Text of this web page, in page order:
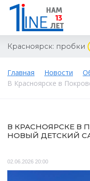
Красноярск: пробки
Главная Новости
В Красноярске в
В КРАСНОЯРСКЕ В
НОВЫЙ ДЕТСКИЙ
02.06.2026 20:00